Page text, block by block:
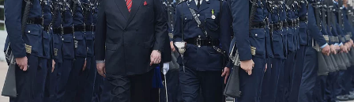
投
樓
市